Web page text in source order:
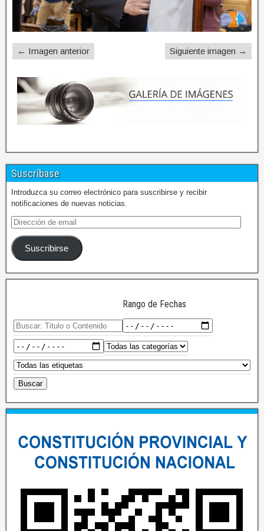
← Imagen anterior Siguiente imagen →
Suscríbase
Introduzca su correo electrónico para suscribirse y recibir
notificaciones de nuevas noticias.
Suscribirse
Rango de Fechas